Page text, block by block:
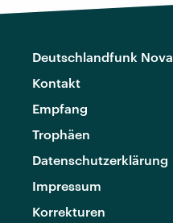
Deutschlandfunk Nova
Kontakt
Empfang
Trophäen
Datenschutzerklärung
Impressum
Korrekturen